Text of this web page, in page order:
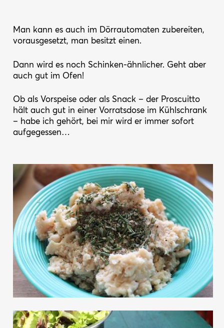
Man kann es auch im Dörrautomaten zubereiten,
vorausgesetzt, man besitzt einen.
Dann wird es noch Schinken-ähnlicher. Geht aber
auch gut im Ofen!
Ob als Vorspeise oder als Snack – der Proscuitto
hält auch gut in einer Vorratsdose im Kühlschrank
– habe ich gehört, bei mir wird er immer sofort
aufgegessen…